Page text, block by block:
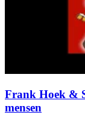
Frank Hoek &
mensen